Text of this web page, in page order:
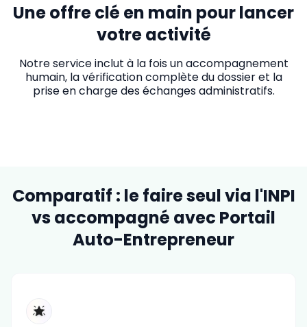
Une offre clé en main pour lancer
votre activité
Notre service inclut à la fois un accompagnement
humain, la vérification complète du dossier et la
prise en charge des échanges administratifs.
Comparatif : le faire seul via l'INPI
vs accompagné avec Portail
Auto-Entrepreneur